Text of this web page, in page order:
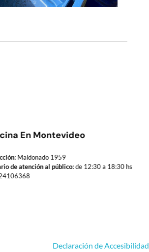
En Montevideo
Maldonado 1959
de atención al público:de 12:30 a 18:30 hs
Declaración de Accesibilidad